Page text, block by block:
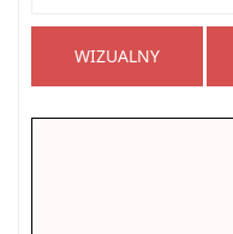
WIZUALNY